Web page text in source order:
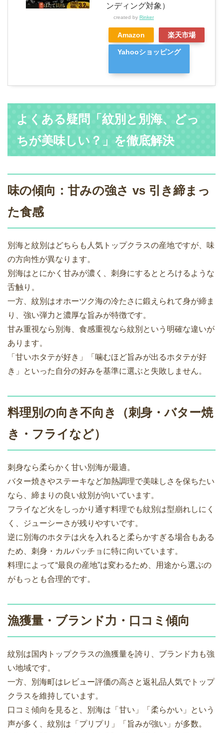
ンディング対象）
created by Rinker
Amazon 楽天市場
Yahooショッピング
よくある疑問「紋別と別海、どっ
ちが美味しい？」を徹底解決
味の傾向：甘みの強さ vs 引き締まっ
た食感
別海と紋別はどちらも人気トップクラスの産地ですが、味
の方向性が異なります。
別海はとにかく甘みが濃く、刺身にするととろけるような
舌触り。
一方、紋別はオホーツク海の冷たさに鍛えられて身が締ま
り、強い弾力と濃厚な旨みが特徴です。
甘み重視なら別海、食感重視なら紋別という明確な違いが
あります。
「甘いホタテが好き」「噛むほど旨みが出るホタテが好
き」といった自分の好みを基準に選ぶと失敗しません。
料理別の向き不向き（刺身・バター焼
き・フライなど）
刺身なら柔らかく甘い別海が最適。
バター焼きやステーキなど加熱調理で美味しさを保ちたい
なら、締まりの良い紋別が向いています。
フライなど火をしっかり通す料理でも紋別は型崩れしにく
く、ジューシーさが残りやすいです。
逆に別海のホタテは火を入れると柔らかすぎる場合もある
ため、刺身・カルパッチョに特に向いています。
料理によって“最良の産地”は変わるため、用途から選ぶの
がもっとも合理的です。
漁獲量・ブランド力・口コミ傾向
紋別は国内トップクラスの漁獲量を誇り、ブランド力も強
い地域です。
一方、別海町はレビュー評価の高さと返礼品人気でトップ
クラスを維持しています。
口コミ傾向を見ると、別海は「甘い」「柔らかい」という
声が多く、紋別は「プリプリ」「旨みが強い」が多数。